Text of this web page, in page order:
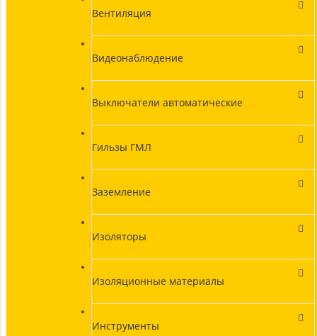
Вентиляция
Видеонаблюдение
Выключатели автоматические
Гильзы ГМЛ
Заземление
Изоляторы
Изоляционные материалы
Инструменты